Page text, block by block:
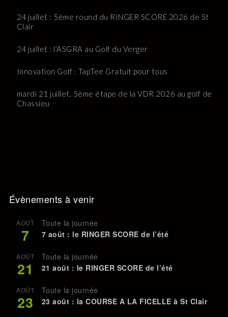
24 juillet : 5ème round du RINGER SCORE 2026 de St
Clair
24 juillet : l’ASGRA au Golf du Verger
Innovation Golf : TapTee Gratuit pour tous
mardi 21 juillet, 5ème étape de la VDR 2026 au golf de
Chassieu
Évènements à venir
AOÛT
7
Toute la journée
7 août : le RINGER SCORE de l’été
AOÛT
21
Toute la journée
21 août : le RINGER SCORE de l’été
AOÛT
23
Toute la journée
23 août : la COURSE A LA FICELLE à St Clair